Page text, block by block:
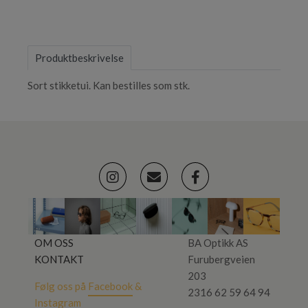
Produktbeskrivelse
Sort stikketui. Kan bestilles som stk.
OM OSS
KONTAKT
Følg oss på Facebook &
Instagram
BA Optikk AS
Furubergveien
203
2316 62 59 64 94